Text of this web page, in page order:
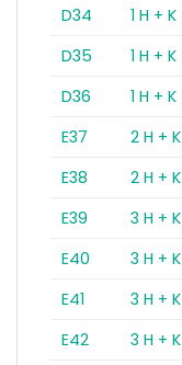
D34
1 H + K
D35
1 H + K
D36
1 H + K
E37
2 H + K
E38
2 H + K
E39
3 H + K
E40
3 H + K
E41
3 H + K
E42
3 H + K